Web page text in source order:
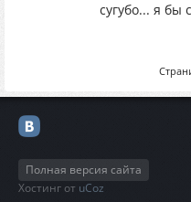
сугубо... я бы
Полная версия сайта
Хостинг от uCoz